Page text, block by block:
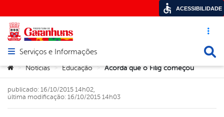
Acesso
Abrir menu principal de navegação
Serviços e Informações
Você está aqui:
> Notícias > Educação > Acorda que o Filig começou
publicado: 16/10/2015 14h02,
última modificação: 16/10/2015 14h03
ACESSIBILIDADE